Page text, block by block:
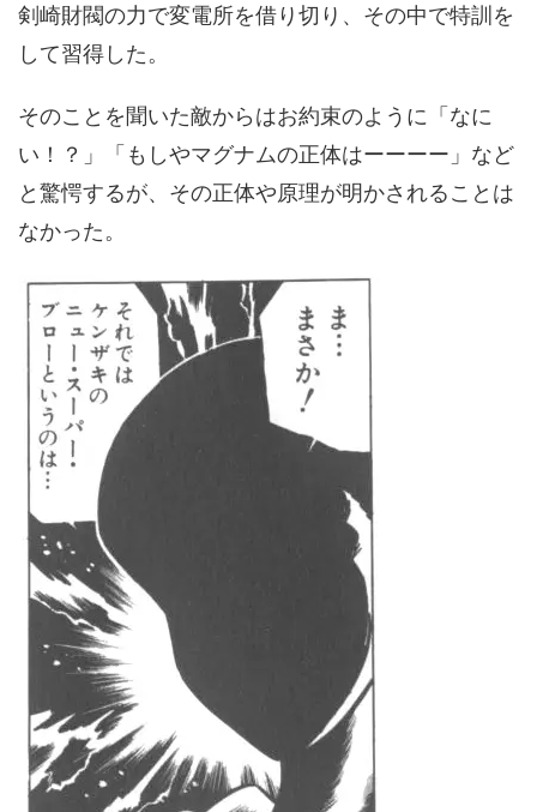
剣崎財閥の力で変電所を借り切り、その中で特訓を
して習得した。
そのことを聞いた敵からはお約束のように「なに
い！？」「もしやマグナムの正体はーーーー」など
と驚愕するが、その正体や原理が明かされることは
なかった。